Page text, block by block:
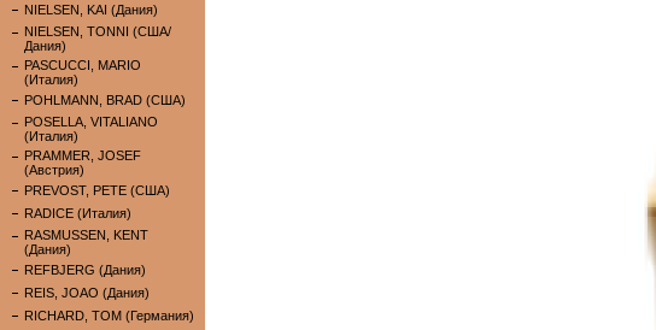
NIELSEN, KAI (Дания)
NIELSEN, TONNI (США/
Дания)
PASCUCCI, MARIO
(Италия)
POHLMANN, BRAD (США)
POSELLA, VITALIANO
(Италия)
PRAMMER, JOSEF
(Австрия)
PREVOST, PETE (США)
RADICE (Италия)
RASMUSSEN, KENT
(Дания)
REFBJERG (Дания)
REIS, JOAO (Дания)
RICHARD, TOM (Германия)